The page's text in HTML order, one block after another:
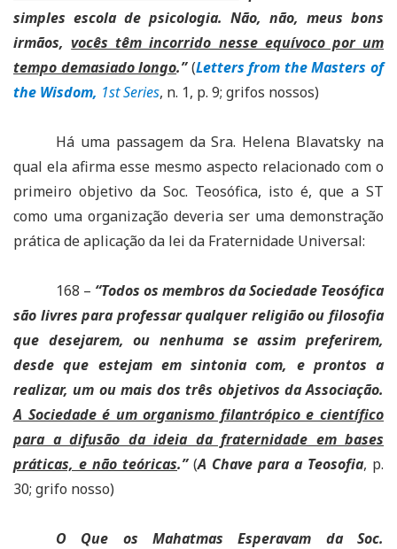
simples escola de psicologia. Não, não, meus bons
irmãos,vocês têm incorrido nesse equívoco por um
tempo demasiado longo.”(Letters from the Masters of
the Wisdom, 1st Series, n. 1, p. 9; grifos nossos)
Há uma passagem da Sra. Helena Blavatsky na
qual ela afirma esse mesmo aspecto relacionado com o
primeiro objetivo da Soc. Teosófica, isto é, que a ST
como uma organização deveria ser uma demonstração
prática de aplicação da lei da Fraternidade Universal:
168 – “Todos os membros da Sociedade Teosófica
são livres para professar qualquer religião ou filosofia
que desejarem, ou nenhuma se assim preferirem,
desde que estejam em sintonia com, e prontos a
realizar, um ou mais dos três objetivos da Associação.
A Sociedade é um organismo filantrópico e científico
para a difusão da ideia da fraternidade em bases
práticas, e não teóricas.”(A Chave para a Teosofia, p.
30; grifo nosso)
O Que os Mahatmas Esperavam da Soc.